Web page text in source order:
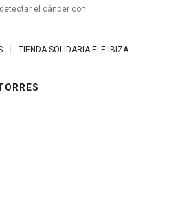
el cáncer con
TIENDA SOLIDARIA ELE IBIZA